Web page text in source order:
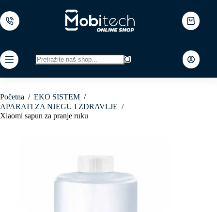
to
content
Shopping
cart
results
Početna / EKO SISTEM /
APARATI ZA NJEGU I ZDRAVLJE /
Xiaomi sapun za pranje ruku